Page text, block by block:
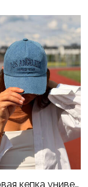
Джинсовая кепка универсальная голубая мягкий коттон LA